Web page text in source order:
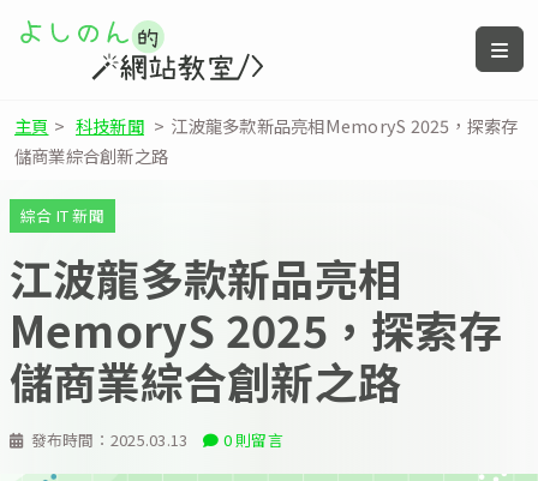
主頁 > 科技新聞 > 江波龍多款新品亮相MemoryS 2025，探索存
儲商業綜合創新之路
發布時間： 2025.03.13 0 則留言
綜合 IT 新聞
江波龍多款新品亮相
MemoryS 2025，探索存
儲商業綜合創新之路